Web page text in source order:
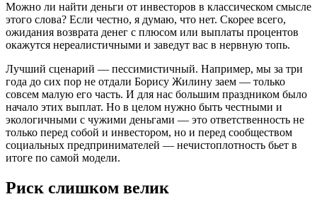
Можно ли найти деньги от инвесторов в классическом смысле
этого слова? Если честно, я думаю, что нет. Скорее всего,
ожидания возврата денег с плюсом или выплаты процентов
окажутся нереалистичными и заведут вас в нервную топь.
Лучший сценарий — пессимистичный. Например, мы за три
года до сих пор не отдали Борису Жилину заем — только
совсем малую его часть. И для нас большим праздником было
начало этих выплат. Но в целом нужно быть честными и
экологичными с чужими деньгами — это ответственность не
только перед собой и инвестором, но и перед сообществом
социальных предпринимателей — нечистоплотность бьет в
итоге по самой модели.
Риск слишком велик